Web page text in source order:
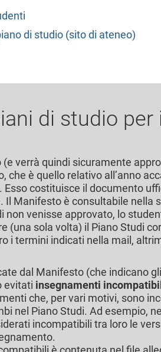
di studio (sito di ateneo)
di studio
(e verrà quindi sicuramente
che è quello relativo all’anno
Esso costituisce il documento
Il Manifesto è consultabile nella
non venisse approvato, lo
(una sola volta) il Piano Studi
i termini indicati nella mail,
dal Manifesto (che indicano
evitati insegnamenti
che, per vari motivi, sono
nel Piano Studi. Ad esempio,
incompatibili tra loro le